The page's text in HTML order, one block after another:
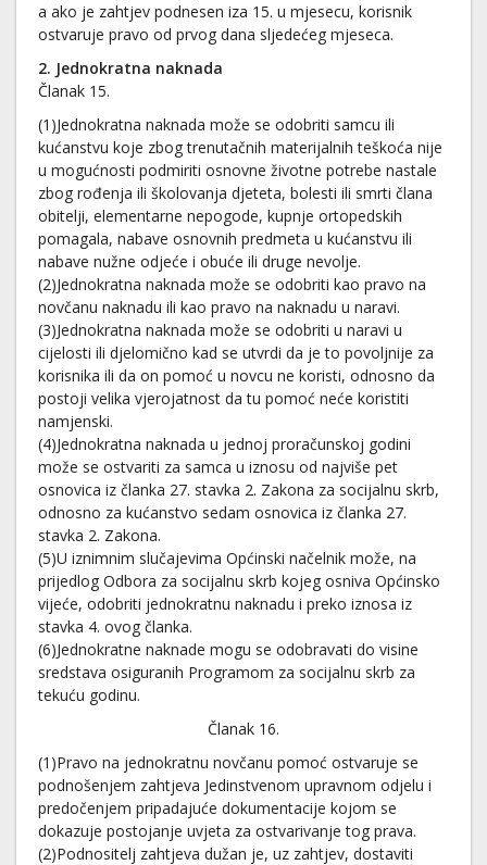
a ako je zahtjev podnesen iza 15. u mjesecu, korisnik
ostvaruje pravo od prvog dana sljedećeg mjeseca.
2. Jednokratna naknada
Članak 15.
(1)Jednokratna naknada može se odobriti samcu ili
kućanstvu koje zbog trenutačnih materijalnih teškoća nije
u mogućnosti podmiriti osnovne životne potrebe nastale
zbog rođenja ili školovanja djeteta, bolesti ili smrti člana
obitelji, elementarne nepogode, kupnje ortopedskih
pomagala, nabave osnovnih predmeta u kućanstvu ili
nabave nužne odjeće i obuće ili druge nevolje.
(2)Jednokratna naknada može se odobriti kao pravo na
novčanu naknadu ili kao pravo na naknadu u naravi.
(3)Jednokratna naknada može se odobriti u naravi u
cijelosti ili djelomično kad se utvrdi da je to povoljnije za
korisnika ili da on pomoć u novcu ne koristi, odnosno da
postoji velika vjerojatnost da tu pomoć neće koristiti
namjenski.
(4)Jednokratna naknada u jednoj proračunskoj godini
može se ostvariti za samca u iznosu od najviše pet
osnovica iz članka 27. stavka 2. Zakona za socijalnu skrb,
odnosno za kućanstvo sedam osnovica iz članka 27.
stavka 2. Zakona.
(5)U iznimnim slučajevima Općinski načelnik može, na
prijedlog Odbora za socijalnu skrb kojeg osniva Općinsko
vijeće, odobriti jednokratnu naknadu i preko iznosa iz
stavka 4. ovog članka.
(6)Jednokratne naknade mogu se odobravati do visine
sredstava osiguranih Programom za socijalnu skrb za
tekuću godinu.
Članak 16.
(1)Pravo na jednokratnu novčanu pomoć ostvaruje se
podnošenjem zahtjeva Jedinstvenom upravnom odjelu i
predočenjem pripadajuće dokumentacije kojom se
dokazuje postojanje uvjeta za ostvarivanje tog prava.
(2)Podnositelj zahtjeva dužan je, uz zahtjev, dostaviti